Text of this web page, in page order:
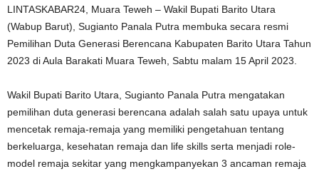
LINTASKABAR24, Muara Teweh – Wakil Bupati Barito Utara
(Wabup Barut), Sugianto Panala Putra membuka secara resmi
Pemilihan Duta Generasi Berencana Kabupaten Barito Utara Tahun
2023 di Aula Barakati Muara Teweh, Sabtu malam 15 April 2023.
Wakil Bupati Barito Utara, Sugianto Panala Putra mengatakan
pemilihan duta generasi berencana adalah salah satu upaya untuk
mencetak remaja-remaja yang memiliki pengetahuan tentang
berkeluarga, kesehatan remaja dan life skills serta menjadi role-
model remaja sekitar yang mengkampanyekan 3 ancaman remaja